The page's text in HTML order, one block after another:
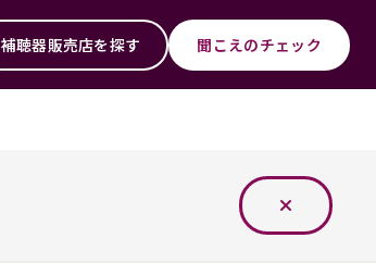
補聴器販売店を探す 聞こえのチェック